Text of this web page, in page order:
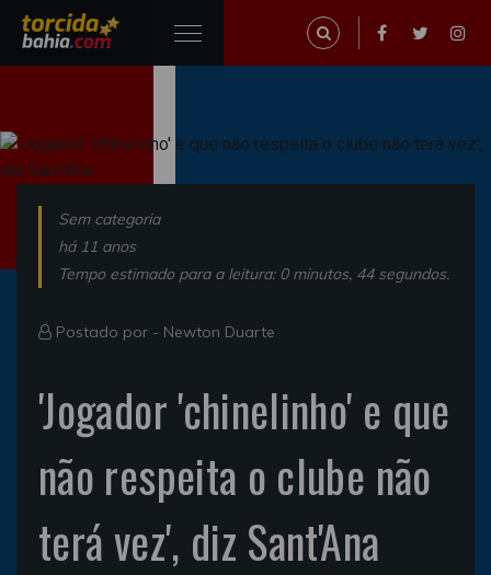
Sem categoria
há 11 anos
Tempo estimado para a leitura: 0 minutos, 44 segundos.
Postado por - Newton Duarte
'Jogador 'chinelinho' e que
não respeita o clube não
terá vez', diz Sant'Ana